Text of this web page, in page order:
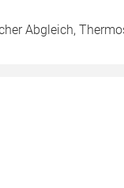
Abgleich,